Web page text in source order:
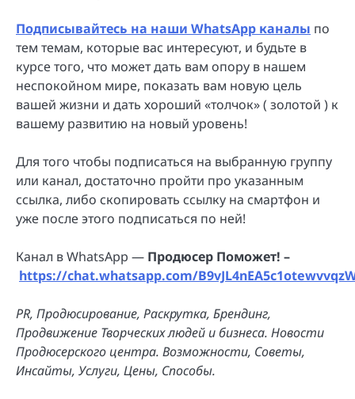
Подписывайтесь на наши WhatsApp каналы по
тем темам, которые вас интересуют, и будьте в
курсе того, что может дать вам опору в нашем
неспокойном мире, показать вам новую цель
вашей жизни и дать хороший «толчок» ( золотой ) к
вашему развитию на новый уровень!
Для того чтобы подписаться на выбранную группу
или канал, достаточно пройти про указанным
ссылка, либо скопировать ссылку на смартфон и
уже после этого подписаться по ней!
Канал в WhatsApp — Продюсер Поможет! –
https://chat.whatsapp.com/
PR, Продюсирование, Раскрутка, Брендинг,
Продвижение Творческих людей и бизнеса. Новости
Продюсерского центра. Возможности, Советы,
Инсайты, Услуги, Цены, Способы.